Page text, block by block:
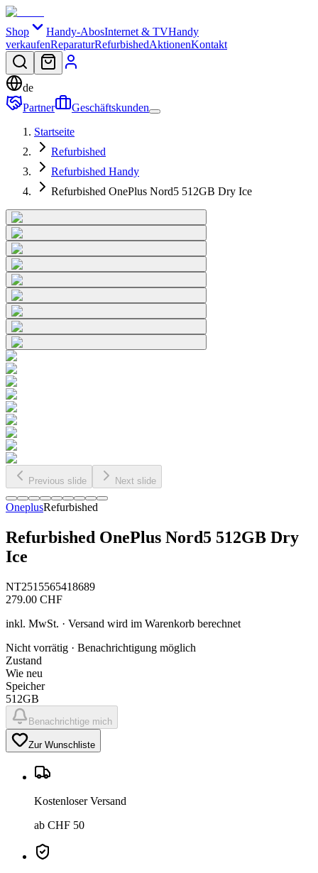
Shop Handy-AbosInternet & TVHandy
verkaufenReparaturRefurbishedAktionenKontakt
de
Partner
Geschäftskunden
Startseite
Refurbished
Refurbished Handy
Refurbished OnePlus Nord5 512GB Dry Ice
Previous slide Next slide
OneplusRefurbished
Refurbished OnePlus Nord5 512GB Dry
Ice
NT2515565418689
279.00 CHF
inkl. MwSt. · Versand wird im Warenkorb berechnet
Nicht vorrätig · Benachrichtigung möglich
Zustand
Wie neu
Speicher
512GB
Benachrichtige mich
Zur Wunschliste
Kostenloser Versand
ab CHF 50